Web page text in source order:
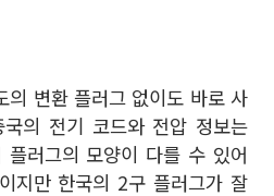
의 변환 플러그 없이도 바로 사
의 전기 코드와 전압 정보는
플러그의 모양이 다를 수 있어
지만 한국의 2구 플러그가 잘